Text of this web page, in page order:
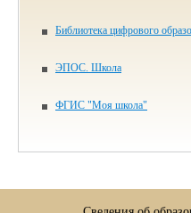
Библиотека цифрового
ЭПОС. Школа
ФГИС "Моя школа"